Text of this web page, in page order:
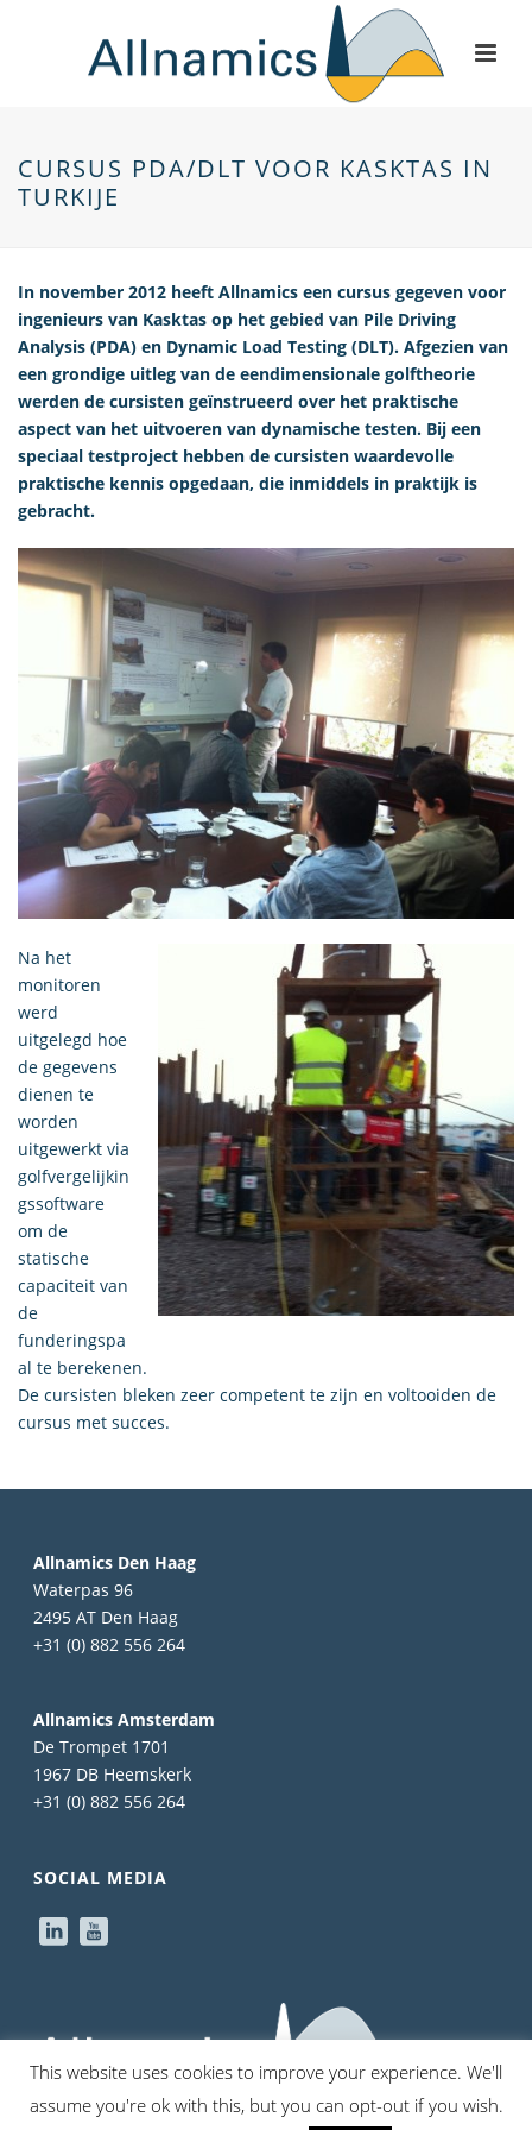
CURSUS PDA/DLT VOOR KASKTAS IN
TURKIJE
In november 2012 heeft Allnamics een cursus gegeven voor
ingenieurs van Kasktas op het gebied van Pile Driving
Analysis (PDA) en Dynamic Load Testing (DLT). Afgezien van
een grondige uitleg van de eendimensionale golftheorie
werden de cursisten geïnstrueerd over het praktische
aspect van het uitvoeren van dynamische testen. Bij een
speciaal testproject hebben de cursisten waardevolle
praktische kennis opgedaan, die inmiddels in praktijk is
gebracht.
Na het
monitoren
werd
uitgelegd hoe
de gegevens
dienen te
worden
uitgewerkt via
golfvergelijkin
gssoftware
om de
statische
capaciteit van
de
funderingspa
al te berekenen.
De cursisten bleken zeer competent te zijn en voltooiden de
cursus met succes.
Allnamics Den Haag
Waterpas 96
2495 AT Den Haag
+31 (0) 882 556 264
Allnamics Amsterdam
De Trompet 1701
1967 DB Heemskerk
+31 (0) 882 556 264
SOCIAL MEDIA
This website uses cookies to improve your experience. We'll
assume you're ok with this, but you can opt-out if you wish.